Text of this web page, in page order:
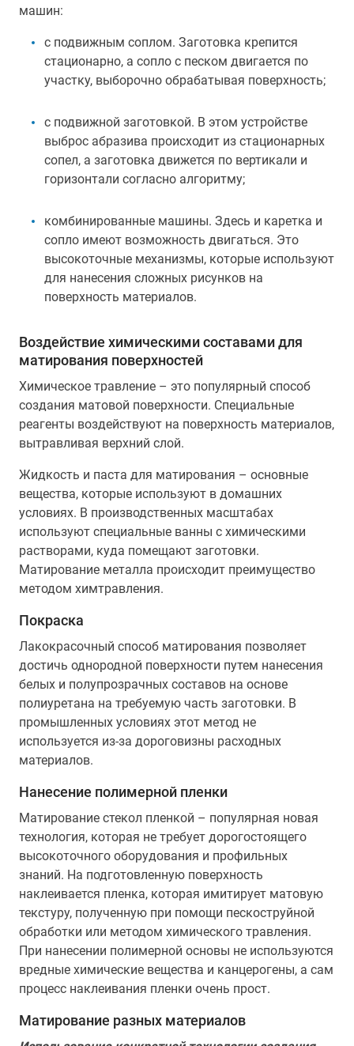
машин:
с подвижным соплом. Заготовка крепится
стационарно, а сопло с песком двигается по
участку, выборочно обрабатывая поверхность;
с подвижной заготовкой. В этом устройстве
выброс абразива происходит из стационарных
сопел, а заготовка движется по вертикали и
горизонтали согласно алгоритму;
комбинированные машины. Здесь и каретка и
сопло имеют возможность двигаться. Это
высокоточные механизмы, которые используют
для нанесения сложных рисунков на
поверхность материалов.
Воздействие химическими составами для
матирования поверхностей
Химическое травление – это популярный способ
создания матовой поверхности. Специальные
реагенты воздействуют на поверхность материалов,
вытравливая верхний слой.
Жидкость и паста для матирования – основные
вещества, которые используют в домашних
условиях. В производственных масштабах
используют специальные ванны с химическими
растворами, куда помещают заготовки.
Матирование металла происходит преимущество
методом химтравления.
Покраска
Лакокрасочный способ матирования позволяет
достичь однородной поверхности путем нанесения
белых и полупрозрачных составов на основе
полиуретана на требуемую часть заготовки. В
промышленных условиях этот метод не
используется из-за дороговизны расходных
материалов.
Нанесение полимерной пленки
Матирование стекол пленкой – популярная новая
технология, которая не требует дорогостоящего
высокоточного оборудования и профильных
знаний. На подготовленную поверхность
наклеивается пленка, которая имитирует матовую
текстуру, полученную при помощи пескоструйной
обработки или методом химического травления.
При нанесении полимерной основы не используются
вредные химические вещества и канцерогены, а сам
процесс наклеивания пленки очень прост.
Матирование разных материалов